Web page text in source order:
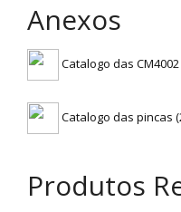
Anexos
Catalogo das CM4002
Catalogo das pincas
Produtos